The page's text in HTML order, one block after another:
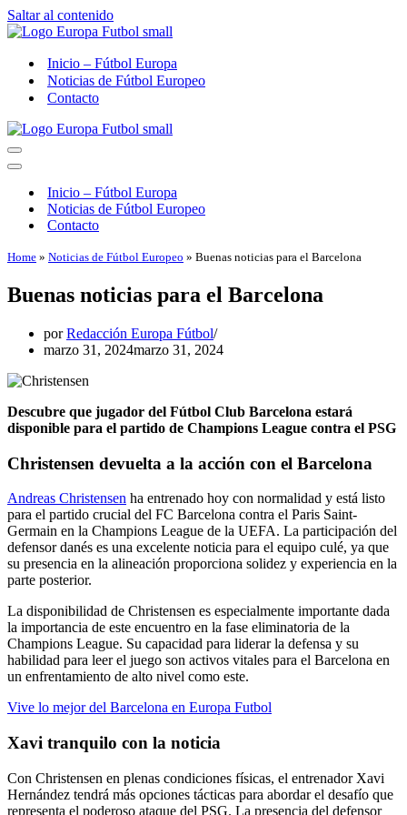
Saltar al contenido
Inicio – Fútbol Europa
Noticias de Fútbol Europeo
Contacto
Menú
de
Menú
navegaciónInicio – Fútbol Europa
Noticias de Fútbol Europeo
Contacto
Home » Noticias de Fútbol Europeo » Buenas noticias para el Barcelona
Buenas noticias para el Barcelona
porRedacción Europa Fútbol
marzo 31, 2024marzo 31, 2024
Descubre que jugador del Fútbol Club Barcelona estará
disponible para el partido de Champions League contra el PSG
Christensen devuelta a la acción con el Barcelona
Andreas Christensen ha entrenado hoy con normalidad y está listo
para el partido crucial del FC Barcelona contra el Paris Saint-
Germain en la Champions League de la UEFA. La participación del
defensor danés es una excelente noticia para el equipo culé, ya que
su presencia en la alineación proporciona solidez y experiencia en la
parte posterior.
La disponibilidad de Christensen es especialmente importante dada
la importancia de este encuentro en la fase eliminatoria de la
Champions League. Su capacidad para liderar la defensa y su
habilidad para leer el juego son activos vitales para el Barcelona en
un enfrentamiento de alto nivel como este.
Vive lo mejor del Barcelona en Europa Futbol
Xavi tranquilo con la noticia
Con Christensen en plenas condiciones físicas, el entrenador Xavi
Hernández tendrá más opciones tácticas para abordar el desafío que
representa el poderoso ataque del PSG. La presencia del defensor